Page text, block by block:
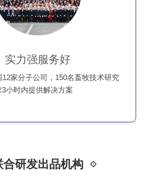
实力强服务好
12家分子公司，150名畜牧技术研究
3小时内提供解决方案
合研发出品机构